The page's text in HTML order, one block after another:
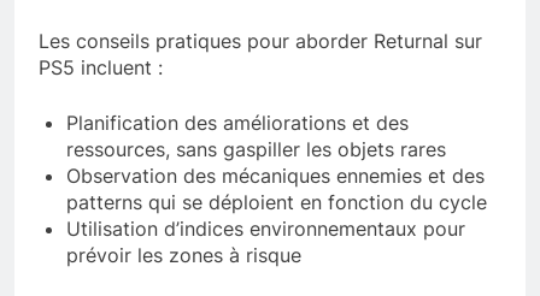
Les conseils pratiques pour aborder Returnal sur
PS5 incluent :
Planification des améliorations et des
ressources, sans gaspiller les objets rares
Observation des mécaniques ennemies et des
patterns qui se déploient en fonction du cycle
Utilisation d’indices environnementaux pour
prévoir les zones à risque